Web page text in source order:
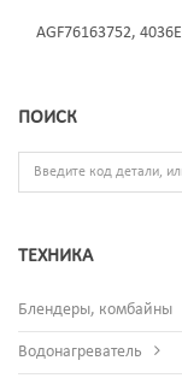
AGF76163752,
ПОИСК
ТЕХНИКА
Блендеры, комбайны
Водонагреватель